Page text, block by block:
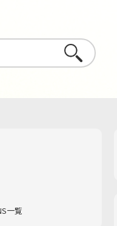
さがす
一覧